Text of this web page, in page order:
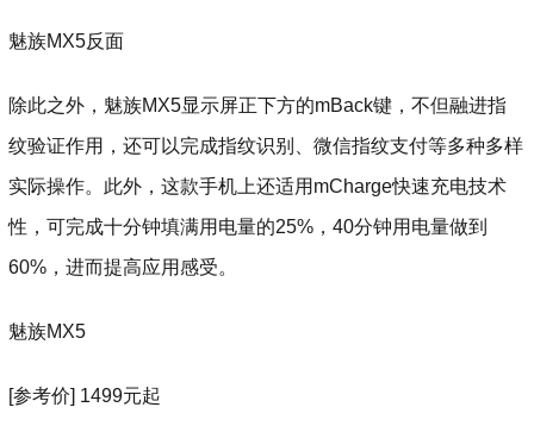
魅族MX5反面
除此之外，魅族MX5显示屏正下方的mBack键，不但融进指
纹验证作用，还可以完成指纹识别、微信指纹支付等多种多样
实际操作。此外，这款手机上还适用mCharge快速充电技术
性，可完成十分钟填满用电量的25%，40分钟用电量做到
60%，进而提高应用感受。
魅族MX5
[参考价] 1499元起